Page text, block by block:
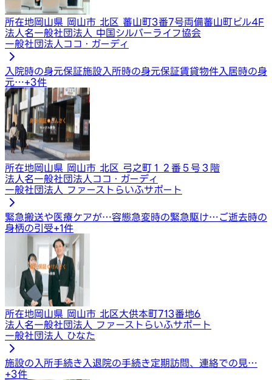
所在地岡山県 岡山市 北区 蕃山町3番7号両備蕃山町ビル4F
法人名一般社団法人 中国シルバーライフ協会
一般社団法人ココ・ガーディ
入院時の身元保証施設入所時の身元保証賃貸物件入居時の身
元…+3件
所在地岡山県 岡山市 北区 弓之町１２番５号３階
法人名一般社団法人ココ・ガーディ
一般社団法人 ファーストらいふサポート
緊急搬送や医療ケアが…容態急変時の緊急駆け…ご逝去時の
身柄の引受+1件
所在地岡山県 岡山市 北区大供本町713番地6
法人名一般社団法人 ファーストらいふサポート
一般社団法人 ひなた
施設の入所手続き 入退院の手続き定期訪問、連絡での見…
+3件